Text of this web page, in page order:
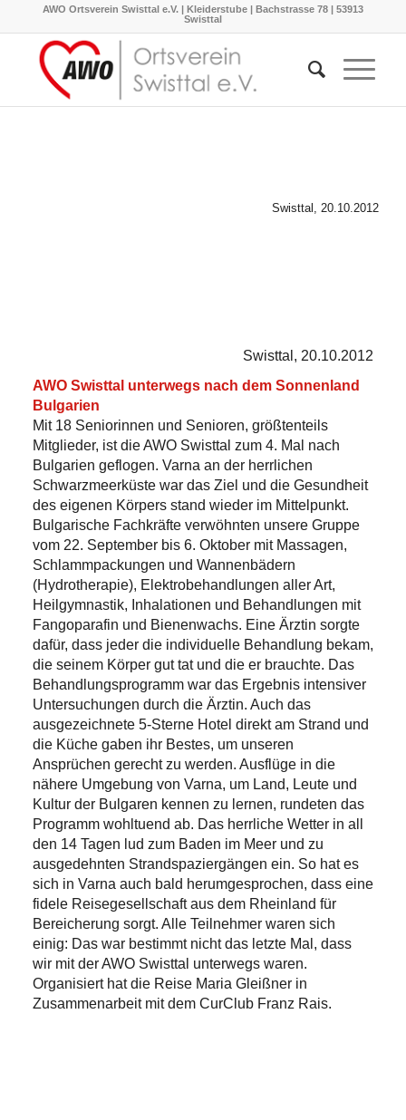
AWO Ortsverein Swisttal e.V. | Kleiderstube | Bachstrasse 78 | 53913
Swisttal
Swisttal, 20.10.2012
Swisttal, 20.10.2012
AWO Swisttal unterwegs nach dem Sonnenland
Bulgarien
Mit 18 Seniorinnen und Senioren, größtenteils
Mitglieder, ist die AWO Swisttal zum 4. Mal nach
Bulgarien geflogen. Varna an der herrlichen
Schwarzmeerküste war das Ziel und die Gesundheit
des eigenen Körpers stand wieder im Mittelpunkt.
Bulgarische Fachkräfte verwöhnten unsere Gruppe
vom 22. September bis 6. Oktober mit Massagen,
Schlammpackungen und Wannenbädern
(Hydrotherapie), Elektrobehandlungen aller Art,
Heilgymnastik, Inhalationen und Behandlungen mit
Fangoparafin und Bienenwachs. Eine Ärztin sorgte
dafür, dass jeder die individuelle Behandlung bekam,
die seinem Körper gut tat und die er brauchte. Das
Behandlungsprogramm war das Ergebnis intensiver
Untersuchungen durch die Ärztin. Auch das
ausgezeichnete 5-Sterne Hotel direkt am Strand und
die Küche gaben ihr Bestes, um unseren
Ansprüchen gerecht zu werden. Ausflüge in die
nähere Umgebung von Varna, um Land, Leute und
Kultur der Bulgaren kennen zu lernen, rundeten das
Programm wohltuend ab. Das herrliche Wetter in all
den 14 Tagen lud zum Baden im Meer und zu
ausgedehnten Strandspaziergängen ein. So hat es
sich in Varna auch bald herumgesprochen, dass eine
fidele Reisegesellschaft aus dem Rheinland für
Bereicherung sorgt. Alle Teilnehmer waren sich
einig: Das war bestimmt nicht das letzte Mal, dass
wir mit der AWO Swisttal unterwegs waren.
Organisiert hat die Reise Maria Gleißner in
Zusammenarbeit mit dem CurClub Franz Rais.